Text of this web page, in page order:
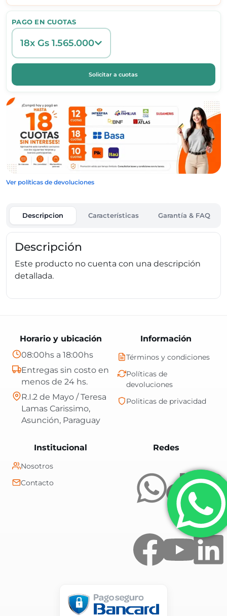
PAGO EN CUOTAS
18x Gs 1.565.000
Solicitar a cuotas
Ver políticas de devoluciones
Descripcion Características Garantía & FAQ
Descripción
Este producto no cuenta con una descripción
detallada.
RedesCentral Shop es
Información
Términos y condiciones
Políticas de
devoluciones
Politicas de privacidad
Institucional
Nosotros
Contacto
Horario y ubicación
08:00hs a 18:00hs
Entregas sin costo en
menos de 24 hs.
R.I.2 de Mayo / Teresa
Lamas Carissimo,
Asunción, Paraguay